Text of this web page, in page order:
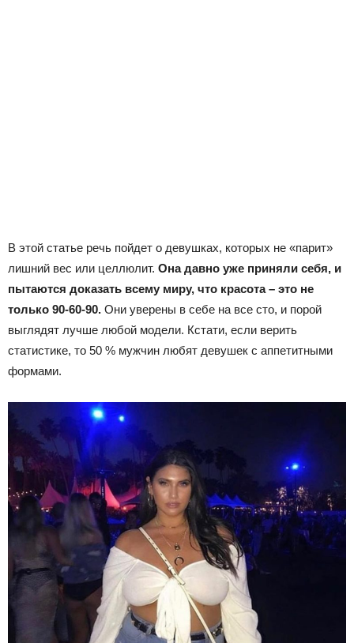
В этой статье речь пойдет о девушках, которых не «парит»
лишний вес или целлюлит. Она давно уже приняли себя, и
пытаются доказать всему миру, что красота – это не
только 90-60-90. Они уверены в себе на все сто, и порой
выглядят лучше любой модели. Кстати, если верить
статистике, то 50 % мужчин любят девушек с аппетитными
формами.